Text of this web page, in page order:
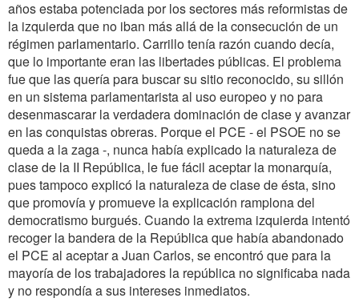
años estaba potenciada por los sectores más reformistas de
la izquierda que no iban más allá de la consecución de un
régimen parlamentario. Carrillo tenía razón cuando decía,
que lo importante eran las libertades públicas. El problema
fue que las quería para buscar su sitio reconocido, su sillón
en un sistema parlamentarista al uso europeo y no para
desenmascarar la verdadera dominación de clase y avanzar
en las conquistas obreras. Porque el PCE - el PSOE no se
queda a la zaga -, nunca había explicado la naturaleza de
clase de la II República, le fue fácil aceptar la monarquía,
pues tampoco explicó la naturaleza de clase de ésta, sino
que promovía y promueve la explicación ramplona del
democratismo burgués. Cuando la extrema izquierda intentó
recoger la bandera de la República que había abandonado
el PCE al aceptar a Juan Carlos, se encontró que para la
mayoría de los trabajadores la república no significaba nada
y no respondía a sus intereses inmediatos.